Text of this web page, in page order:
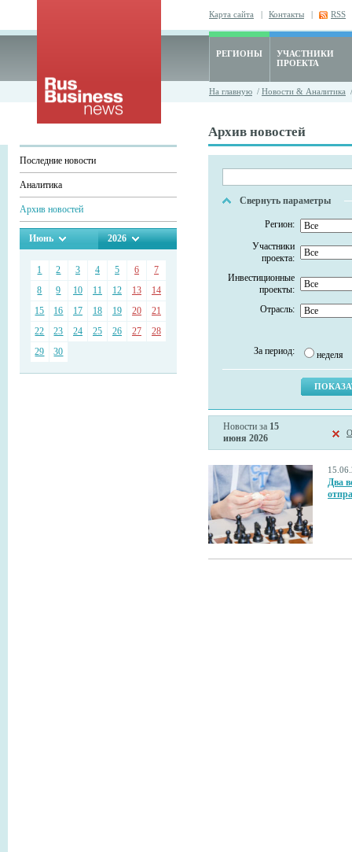
Карта сайта | Контакты | RSS
РЕГИОНЫ
УЧАСТНИКИ
ПРОЕКТА
На главную / Новости & Аналитика
Последние новости
Аналитика
Архив новостей
Июнь 2026
1 2 3 4 5 6
7
8
9 10 11 12 13
14
15
16 17 18 19 20
21
22
23 24 25 26 27
28
29
30
Архив новостей
Свернуть параметры
Регион:
Участники
проекта:
Инвестиционные
проекты:
Отрасль:
За период: неделя
Новости за 15
июня 2026
Два